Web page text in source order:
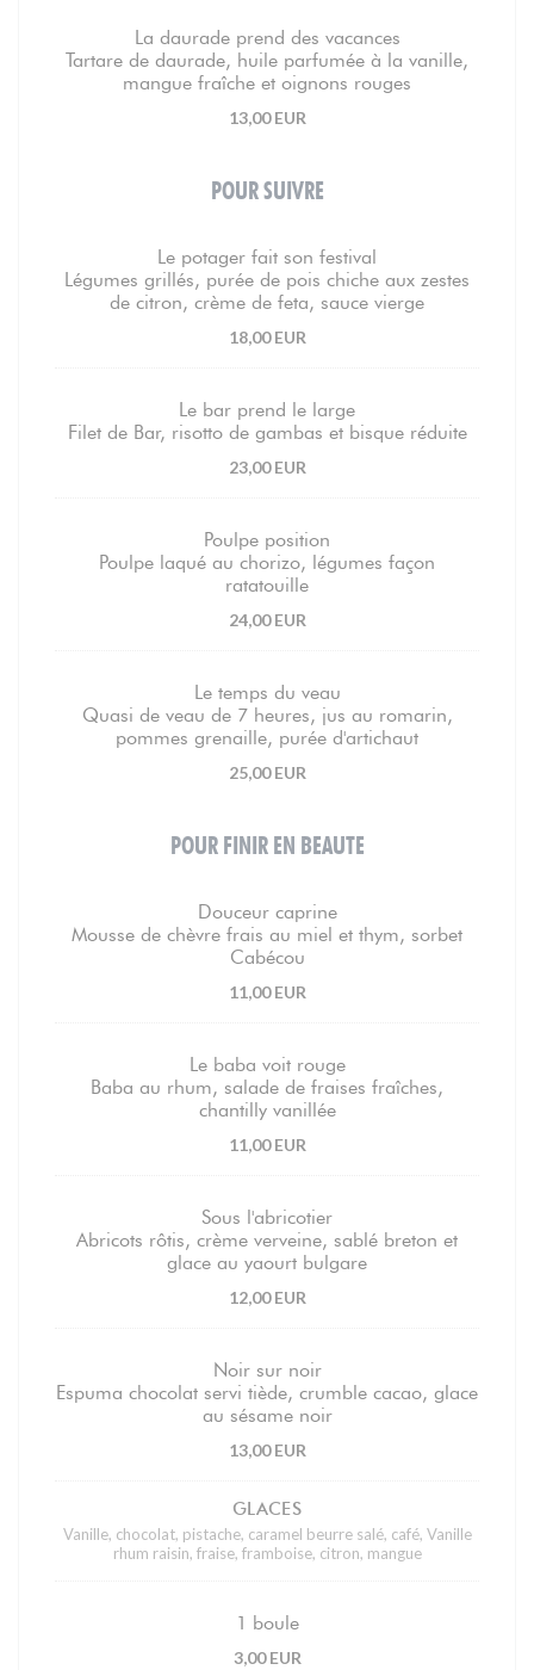
La daurade prend des vacances
Tartare de daurade, huile parfumée à la vanille,
mangue fraîche et oignons rouges
13,00 EUR
POUR SUIVRE
Le potager fait son festival
Légumes grillés, purée de pois chiche aux zestes
de citron, crème de feta, sauce vierge
18,00 EUR
Le bar prend le large
Filet de Bar, risotto de gambas et bisque réduite
23,00 EUR
Poulpe position
Poulpe laqué au chorizo, légumes façon
ratatouille
24,00 EUR
Le temps du veau
Quasi de veau de 7 heures, jus au romarin,
pommes grenaille, purée d'artichaut
25,00 EUR
POUR FINIR EN BEAUTE
Douceur caprine
Mousse de chèvre frais au miel et thym, sorbet
Cabécou
11,00 EUR
Le baba voit rouge
Baba au rhum, salade de fraises fraîches,
chantilly vanillée
11,00 EUR
Sous l'abricotier
Abricots rôtis, crème verveine, sablé breton et
glace au yaourt bulgare
12,00 EUR
Noir sur noir
Espuma chocolat servi tiède, crumble cacao, glace
au sésame noir
13,00 EUR
GLACES
Vanille, chocolat, pistache, caramel beurre salé, café, Vanille
rhum raisin, fraise, framboise, citron, mangue
1 boule
3,00 EUR